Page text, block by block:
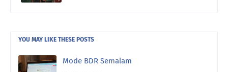
YOU MAY LIKE THESE POSTS
Mode BDR Semalam